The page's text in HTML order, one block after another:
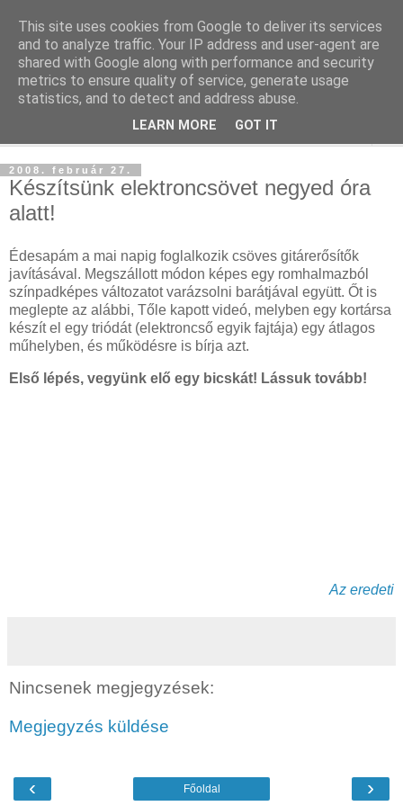
blog.sancho.hu
Egy techember blogja a mindennapok kütyüiről...
2008. február 27.
Készítsünk elektroncsövet negyed óra
alatt!
Édesapám a mai napig foglalkozik csöves gitárerősítők
javításával. Megszállott módon képes egy romhalmazból
színpadképes változatot varázsolni barátjával együtt. Őt is
meglepte az alábbi, Tőle kapott videó, melyben egy kortársa
készít el egy triódát (elektroncső egyik fajtája) egy átlagos
műhelyben, és működésre is bírja azt.
Első lépés, vegyünk elő egy bicskát! Lássuk tovább!
Az eredeti
Nincsenek megjegyzések:
Megjegyzés küldése
‹ ›
Főoldal
This site uses cookies from Google to deliver its services
and to analyze traffic. Your IP address and user-agent are
shared with Google along with performance and security
metrics to ensure quality of service, generate usage
statistics, and to detect and address abuse.
LEARN MORE GOT IT